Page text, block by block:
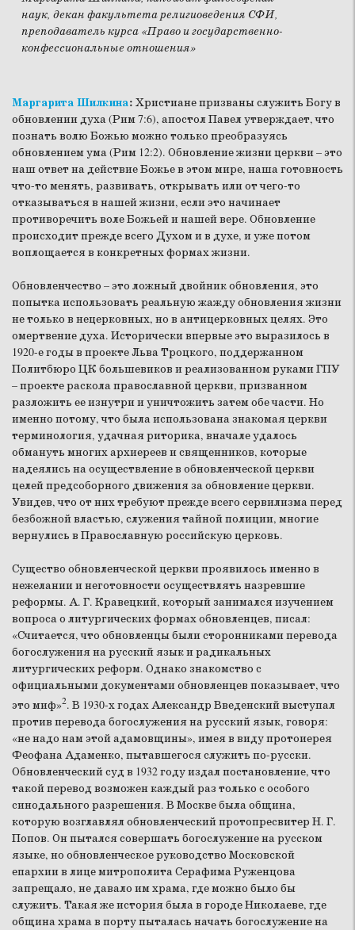
наук, декан факультета религиоведения СФИ,
преподаватель курса «Право и государственно-
конфессиональные отношения»
Маргарита Шилкина: Христиане призваны служить Богу в
обновлении духа (Рим 7:6), апостол Павел утверждает, что
познать волю Божью можно только преобразуясь
обновлением ума (Рим 12:2). Обновление жизни церкви – это
наш ответ на действие Божье в этом мире, наша готовность
что-то менять, развивать, открывать или от чего-то
отказываться в нашей жизни, если это начинает
противоречить воле Божьей и нашей вере. Обновление
происходит прежде всего Духом и в духе, и уже потом
воплощается в конкретных формах жизни.
Обновленчество – это ложный двойник обновления, это
попытка использовать реальную жажду обновления жизни
не только в нецерковных, но в антицерковных целях. Это
омертвение духа. Исторически впервые это выразилось в
1920-е годы в проекте Льва Троцкого, поддержанном
Политбюро ЦК большевиков и реализованном руками ГПУ
– проекте раскола православной церкви, призванном
разложить ее изнутри и уничтожить затем обе части. Но
именно потому, что была использована знакомая церкви
терминология, удачная риторика, вначале удалось
обмануть многих архиереев и священников, которые
надеялись на осуществление в обновленческой церкви
целей предсоборного движения за обновление церкви.
Увидев, что от них требуют прежде всего сервилизма перед
безбожной властью, служения тайной полиции, многие
вернулись в Православную российскую церковь.
Существо обновленческой церкви проявилось именно в
нежелании и неготовности осуществлять назревшие
реформы. А. Г. Кравецкий, который занимался изучением
вопроса о литургических формах обновленцев, писал:
«Считается, что обновленцы были сторонниками перевода
богослужения на русский язык и радикальных
литургических реформ. Однако знакомство с
официальными документами обновленцев показывает, что
это миф»2. В 1930-х годах Александр Введенский выступал
против перевода богослужения на русский язык, говоря:
«не надо нам этой адамовщины», имея в виду протоиерея
Феофана Адаменко, пытавшегося служить по-русски.
Обновленческий суд в 1932 году издал постановление, что
такой перевод возможен каждый раз только с особого
синодального разрешения. В Москве была община,
которую возглавлял обновленческий протопресвитер Н. Г.
Попов. Он пытался совершать богослужение на русском
языке, но обновленческое руководство Московской
епархии в лице митрополита Серафима Руженцова
запрещало, не давало им храма, где можно было бы
служить. Такая же история была в городе Николаеве, где
община храма в порту пыталась начать богослужение на